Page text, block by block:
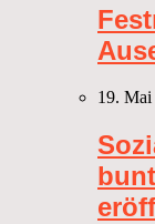
19. Mai